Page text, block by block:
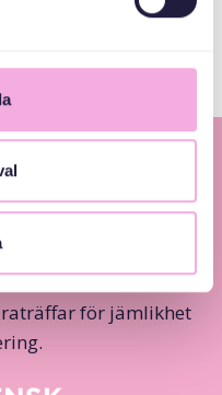
för jämlikhet